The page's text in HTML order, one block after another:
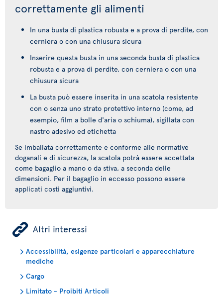
correttamente gli alimenti
In una busta di plastica robusta e a prova di perdite, con
cerniera o con una chiusura sicura
Inserire questa busta in una seconda busta di plastica
robusta e a prova di perdite, con cerniera o con una
chiusura sicura
La busta può essere inserita in una scatola resistente
con o senza uno strato protettivo interno (come, ad
esempio, film a bolle d'aria o schiuma), sigillata con
nastro adesivo ed etichetta
Se imballata correttamente e conforme alle normative
doganali e di sicurezza, la scatola potrà essere accettata
come bagaglio a mano o da stiva, a seconda delle
dimensioni. Per il bagaglio in eccesso possono essere
applicati costi aggiuntivi.
ÿ Altri interessi
Accessibilità, esigenze particolari e apparecchiature
mediche
Cargo
Limitato - Proibiti Articoli